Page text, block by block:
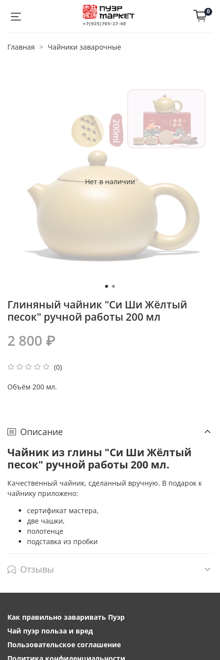
0
Главная Чайники заварочные
Нет в наличии
Глиняный чайник "Си Ши Жёлтый
песок" ручной работы 200 мл
(0)
2 800 ₽
Объём 200 мл.
Описание
Чайник из глины "Си Ши Жёлтый
песок" ручной работы 200 мл.
Качественный чайник, сделанный вручную. В подарок к
чайнику приложено:
сертификат мастера,
две чашки,
полотенце
подставка из пробки
Отзывы
Как правильно заваривать Пуэр
Чай пуэр польза и вред
Пользовательское соглашение
Политика конфиденциальности